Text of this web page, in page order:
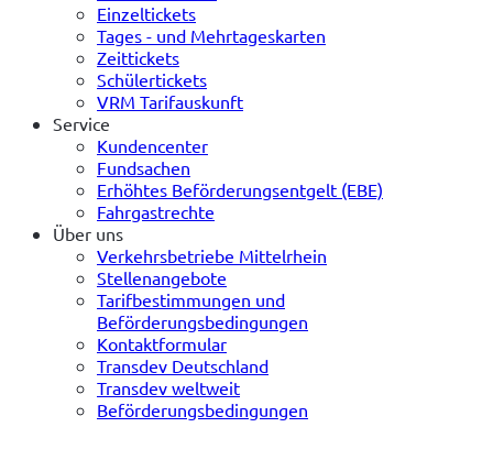
Einzeltickets
Tages - und Mehrtageskarten
Zeittickets
Schülertickets
VRM Tarifauskunft
Service
Kundencenter
Fundsachen
Erhöhtes Beförderungsentgelt (EBE)
Fahrgastrechte
Über uns
Verkehrsbetriebe Mittelrhein
Stellenangebote
Tarifbestimmungen und
Beförderungsbedingungen
Kontaktformular
Transdev Deutschland
Transdev weltweit
Beförderungsbedingungen